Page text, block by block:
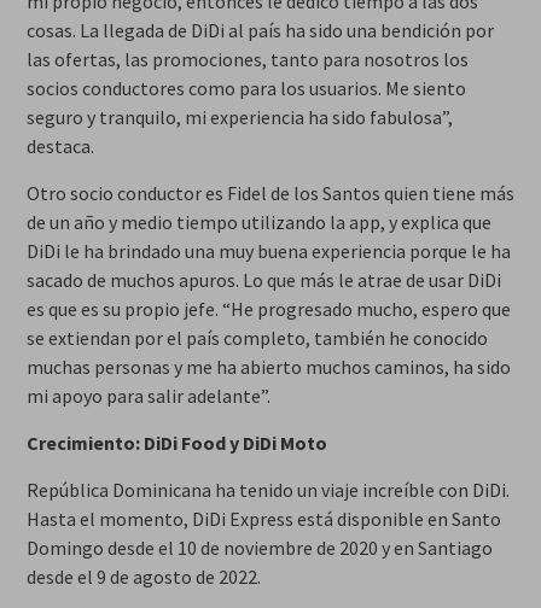
cosas. La llegada de DiDi al país ha sido una bendición por
las ofertas, las promociones, tanto para nosotros los
socios conductores como para los usuarios. Me siento
seguro y tranquilo, mi experiencia ha sido fabulosa”,
destaca.
Otro socio conductor es Fidel de los Santos quien tiene más
de un año y medio tiempo utilizando la app, y explica que
DiDi le ha brindado una muy buena experiencia porque le ha
sacado de muchos apuros. Lo que más le atrae de usar DiDi
es que es su propio jefe. “He progresado mucho, espero que
se extiendan por el país completo, también he conocido
muchas personas y me ha abierto muchos caminos, ha sido
mi apoyo para salir adelante”.
Crecimiento: DiDi Food y DiDi Moto
República Dominicana ha tenido un viaje increíble con DiDi.
Hasta el momento, DiDi Express está disponible en Santo
Domingo desde el 10 de noviembre de 2020 y en Santiago
desde el 9 de agosto de 2022.